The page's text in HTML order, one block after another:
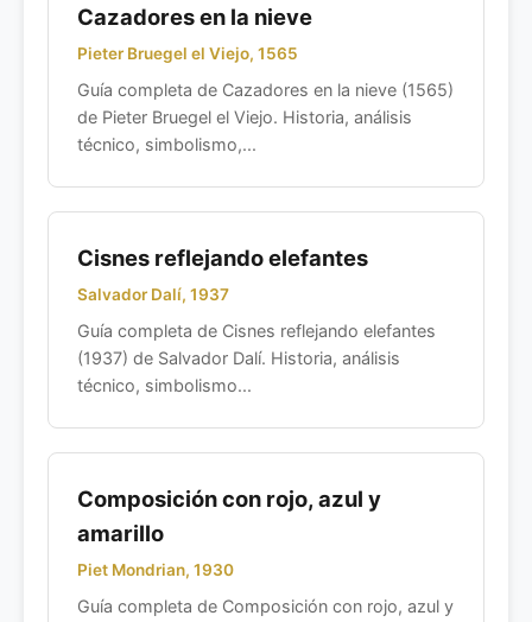
Cazadores en la nieve
Pieter Bruegel el Viejo, 1565
Guía completa de Cazadores en la nieve (1565)
de Pieter Bruegel el Viejo. Historia, análisis
técnico, simbolismo,...
Cisnes reflejando elefantes
Salvador Dalí, 1937
Guía completa de Cisnes reflejando elefantes
(1937) de Salvador Dalí. Historia, análisis
técnico, simbolismo...
Composición con rojo, azul y
amarillo
Piet Mondrian, 1930
Guía completa de Composición con rojo, azul y